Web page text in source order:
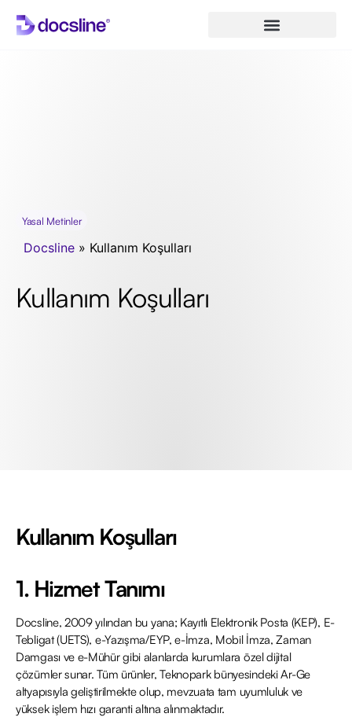
Yasal Metinler
Docsline » Kullanım Koşulları
Kullanım Koşulları
Kullanım Koşulları
1. Hizmet Tanımı
Docsline, 2009 yılından bu yana; Kayıtlı Elektronik Posta (KEP), E-
Tebligat (UETS), e-Yazışma/EYP, e-İmza, Mobil İmza, Zaman
Damgası ve e-Mühür gibi alanlarda kurumlara özel dijital
çözümler sunar. Tüm ürünler, Teknopark bünyesindeki Ar-Ge
altyapısıyla geliştirilmekte olup, mevzuata tam uyumluluk ve
yüksek işlem hızı garanti altına alınmaktadır.